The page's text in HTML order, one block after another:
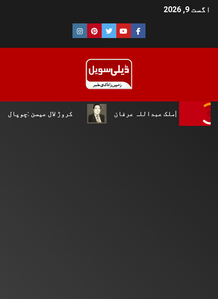
اگست 9, 2026
کروڑ لال عیسن :چوپال کلچرل اینڈ عرفان